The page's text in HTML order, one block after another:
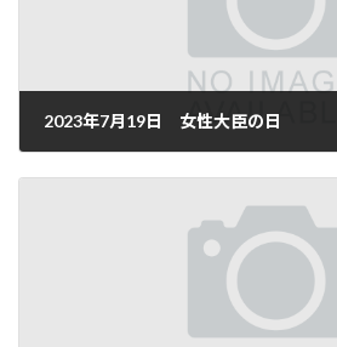
2023年7月19日 女性大臣の日